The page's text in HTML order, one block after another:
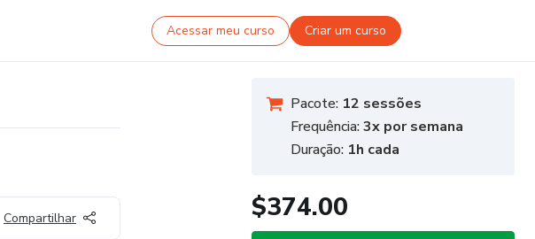
Acessar meu curso Criar um curso
Compartilhar
Pacote: 12 sessões
Frequência:3x por semana
Duração: 1h cada
$374.00